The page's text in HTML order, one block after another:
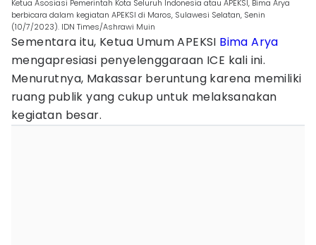
Ketua Asosiasi Pemerintah Kota Seluruh Indonesia atau APEKSI, Bima Arya
berbicara dalam kegiatan APEKSI di Maros, Sulawesi Selatan, Senin
(10/7/2023). IDN Times/Ashrawi Muin
Sementara itu, Ketua Umum APEKSI Bima Arya
mengapresiasi penyelenggaraan ICE kali ini.
Menurutnya, Makassar beruntung karena memiliki
ruang publik yang cukup untuk melaksanakan
kegiatan besar.